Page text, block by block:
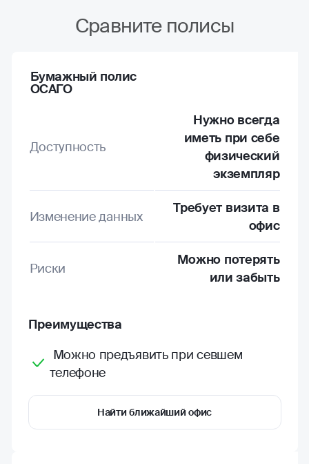
Сравните полисы
Бумажный полис
ОСАГО
Доступность
Нужно всегда
иметь при себе
физический
экземпляр
Изменение данных
Требует визита в
офис
Риски
Можно потерять
или забыть
Преимущества
Можно предъявить при севшем
телефоне
Найти ближайший офис